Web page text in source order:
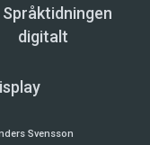
Språktidningen
digitalt
Svensson